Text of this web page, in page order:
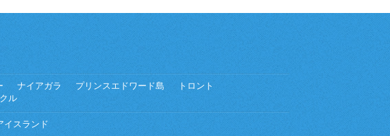
ナイアガラ プリンスエドワード島
トロント
ル
イスランド